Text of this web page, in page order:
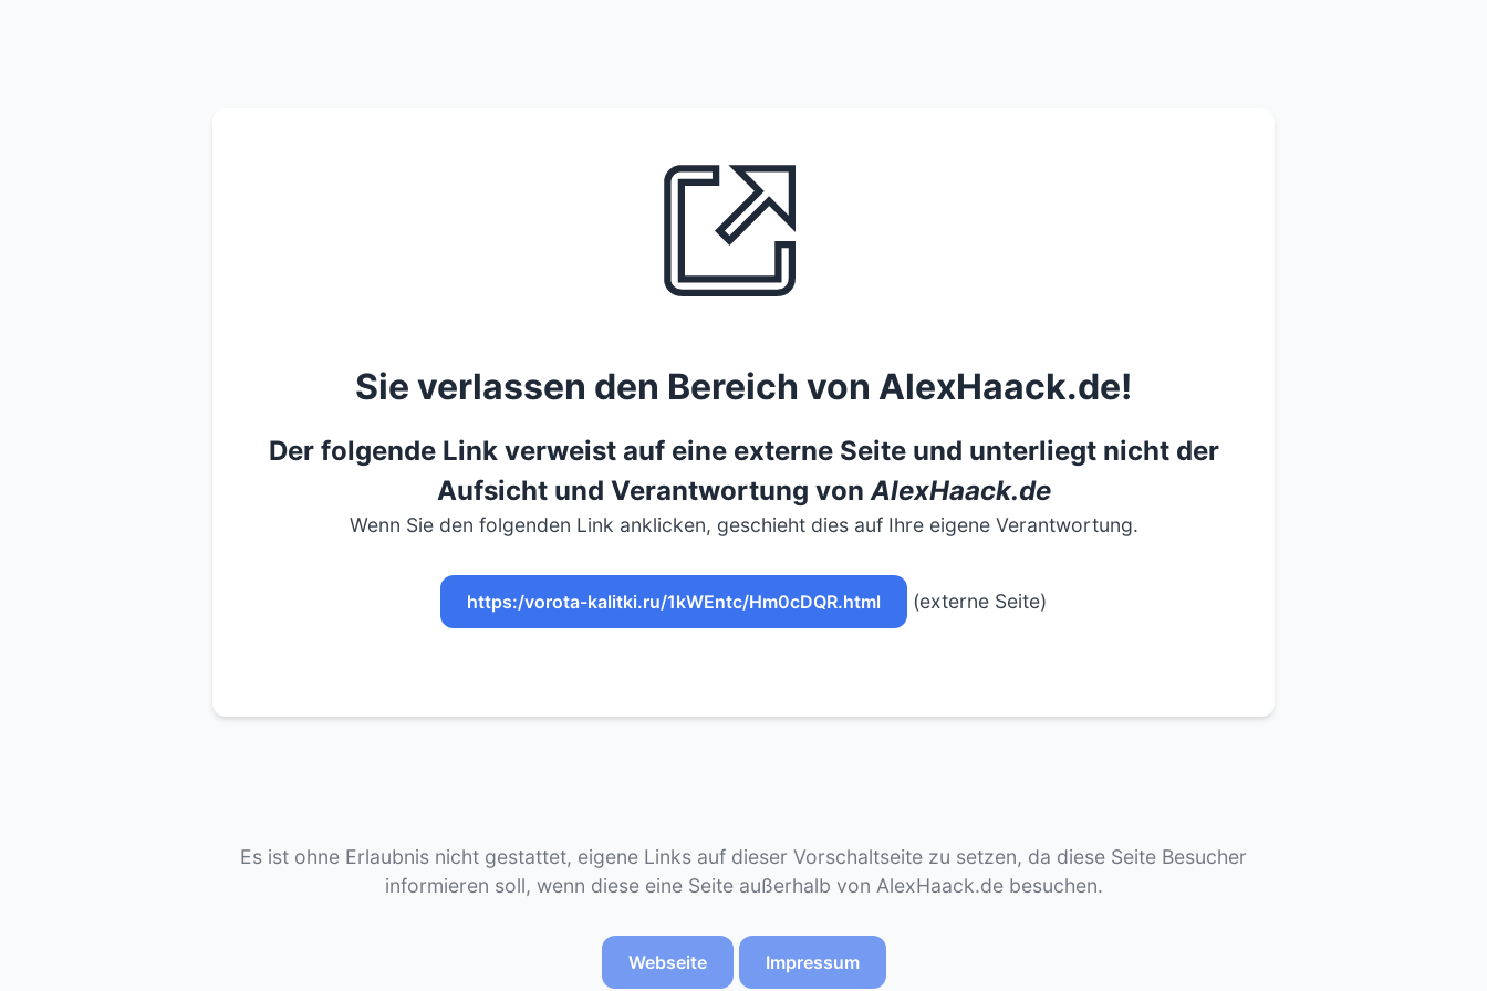
Sie verlassen den Bereich von AlexHaack.de!
Der folgende Link verweist auf eine externe Seite und unterliegt nicht der
Aufsicht und Verantwortung vonAlexHaack.de
Wenn Sie den folgenden Link anklicken, geschieht dies auf Ihre eigene Verantwortung.
https:/vorota-kalitki.ru/1kWEntc/Hm0cDQR.html (externe Seite)
Es ist ohne Erlaubnis nicht gestattet, eigene Links auf dieser Vorschaltseite zu setzen, da diese Seite Besucher
informieren soll, wenn diese eine Seite außerhalb von AlexHaack.de besuchen.
Webseite Impressum